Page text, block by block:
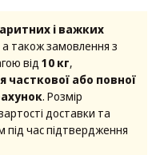
і важких
а також замовлення з
від 10 кг,
часткової або повної
. Розмір
доставки та
час підтвердження